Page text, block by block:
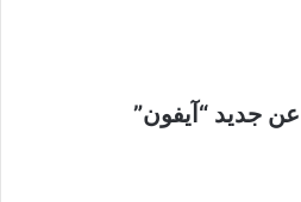
جديد “آيفون”